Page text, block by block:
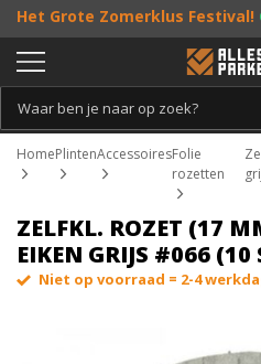
Het Grote Zomerklus Festival!
bestelling vanaf €25, entoffe
Persoonlijk & gratis advies:013 -
HomePlintenAccessoiresFolie
rozetten
ZELFKL. ROZET (17
EIKEN GRIJS #066 (10
Niet op voorraad = 2-4